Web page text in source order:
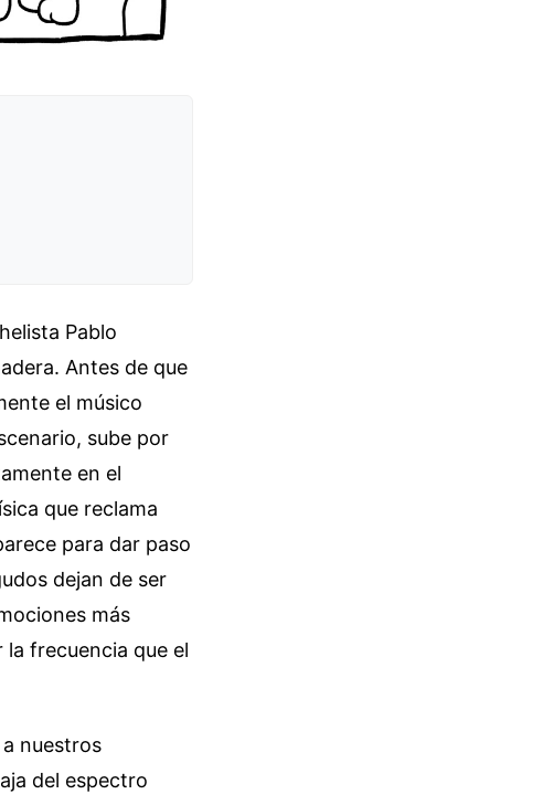
Pablo
Antes de que
el músico
sube por
en el
que reclama
para dar paso
dejan de ser
más
la frecuencia que el
nuestros
del espectro